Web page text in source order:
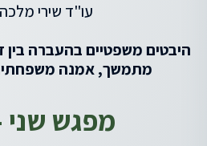
עו"ד שירי
היבטים משפטיים בהעברה בין
מתמשך, אמנה
מפגש שני -